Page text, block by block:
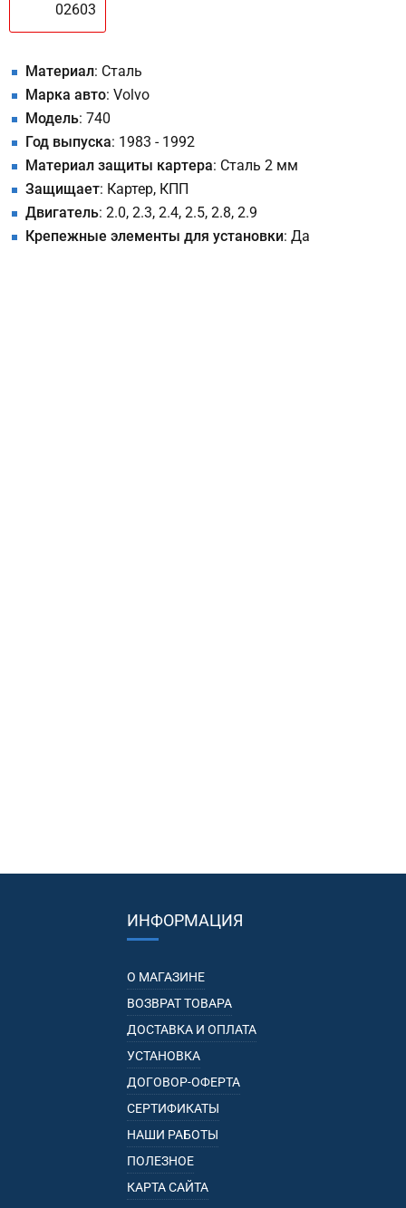
02603
Материал: Сталь
Марка авто: Volvo
Модель: 740
Год выпуска: 1983 - 1992
Материал защиты картера: Сталь 2 мм
Защищает: Картер, КПП
Двигатель: 2.0, 2.3, 2.4, 2.5, 2.8, 2.9
Крепежные элементы для установки: Да
ИНФОРМАЦИЯ
О МАГАЗИНЕ
ВОЗВРАТ ТОВАРА
ДОСТАВКА И ОПЛАТА
УСТАНОВКА
ДОГОВОР-ОФЕРТА
СЕРТИФИКАТЫ
НАШИ РАБОТЫ
ПОЛЕЗНОЕ
КАРТА САЙТА